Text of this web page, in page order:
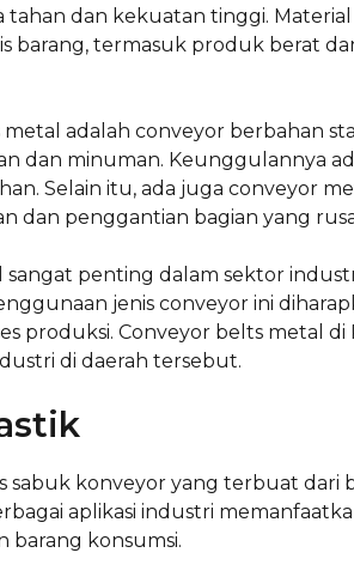
dan kekuatan tinggi.
termasuk produk berat
adalah conveyor berbahan
dan minuman. Keunggulannya
Selain itu, ada juga conveyor
dan penggantian bagian yang
sangat penting dalam sektor
jenis conveyor ini
produksi. Conveyor belts metal
di daerah tersebut.
sabuk konveyor yang terbuat dari
aplikasi industri
barang konsumsi.